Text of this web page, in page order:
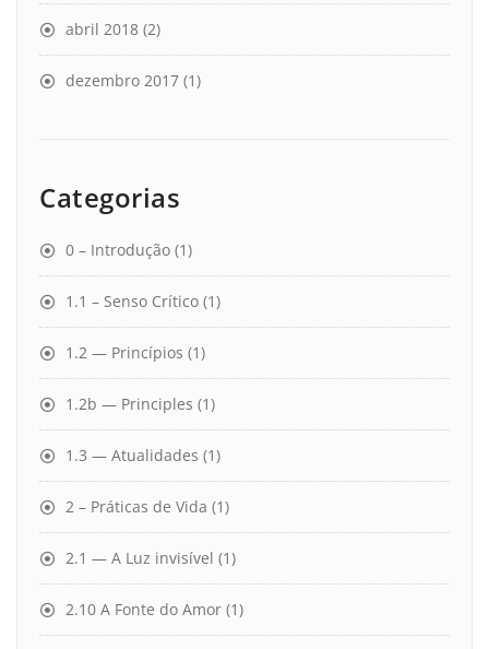
abril 2018 (2)
dezembro 2017 (1)
Categorias
0 – Introdução (1)
1.1 – Senso Crítico (1)
1.2 — Princípios (1)
1.2b — Principles (1)
1.3 — Atualidades (1)
2 – Práticas de Vida (1)
2.1 — A Luz invisível (1)
2.10 A Fonte do Amor (1)